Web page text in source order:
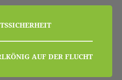
AUF DER FLUCHT